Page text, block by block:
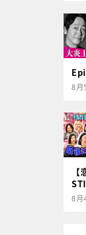
8月
8月